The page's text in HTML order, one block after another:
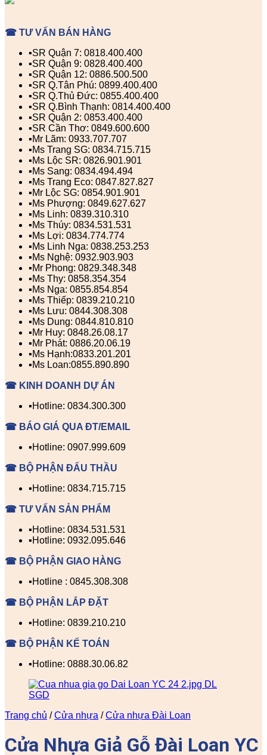
☎ TƯ VẤN BÁN HÀNG
▪️SR Quận 7: 0818.400.400
▪️SR Quận 9: 0828.400.400
▪️SR Quận 12: 0886.500.500
▪️SR Q.Tân Phú: 0899.400.400
▪️SR Q.Thủ Đức: 0855.400.400
▪️SR Q.Bình Thạnh: 0814.400.400
▪️SR Quận 2: 0853.400.400
▪️SR Cần Thơ: 0849.600.600
▪️Mr Lãm: 0933.707.707
▪️Ms Trang SG: 0834.715.715
▪️Ms Lộc SR: 0826.901.901
▪️Ms Sang: 0834.494.494
▪️Ms Trang Eco: 0847.827.827
▪️Mr Lộc SG: 0854.901.901
▪️Ms Phượng: 0849.627.627
▪️Ms Linh: 0839.310.310
▪️Ms Thúy: 0834.531.531
▪️Ms Lợi: 0834.774.774
▪️Ms Linh Nga: 0838.253.253
▪️Ms Nghệ: 0932.903.903
▪️Mr Phong: 0829.348.348
▪️Ms Thy: 0858.354.354
▪️Ms Nga: 0855.854.854
▪️Ms Thiếp: 0839.210.210
▪️Ms Lưu: 0844.308.308
▪️Ms Dung: 0844.810.810
▪️Mr Huy: 0848.26.08.17
▪️Mr Phát: 0886.20.06.19
▪️Ms Hạnh:0833.201.201
▪️Ms Loan:0855.890.890
☎ KINH DOANH DỰ ÁN
▪️Hotline: 0834.300.300
☎ BÁO GIÁ QUA ĐT/EMAIL
▪️Hotline: 0907.999.609
☎ BỘ PHẬN ĐẤU THẦU
▪️Hotline: 0834.715.715
☎ TƯ VẤN SẢN PHẨM
▪️Hotline: 0834.531.531
▪️Hotline: 0932.095.646
☎ BỘ PHẬN GIAO HÀNG
▪️Hotline : 0845.308.308
☎ BỘ PHẬN LẮP ĐẶT
▪️Hotline: 0839.210.210
☎ BỘ PHẬN KẾ TOÁN
▪️Hotline: 0888.30.06.82
Trang chủ / Cửa nhựa / Cửa nhựa Đài Loan
Cửa Nhựa Giả Gỗ Đài Loan YC